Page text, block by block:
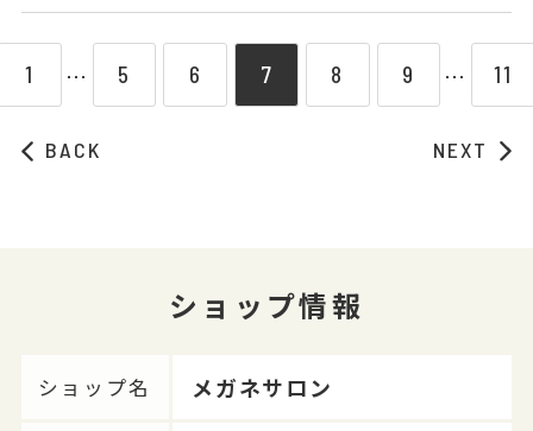
BACK
1 ⋯ 5 6 7 8 9 ⋯ 11
NEXT
ショップ情報
ショップ名 メガネサロン